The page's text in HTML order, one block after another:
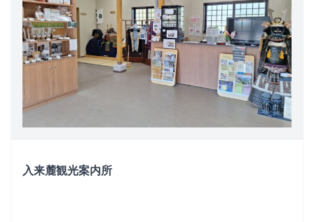
入来麓観光案内所